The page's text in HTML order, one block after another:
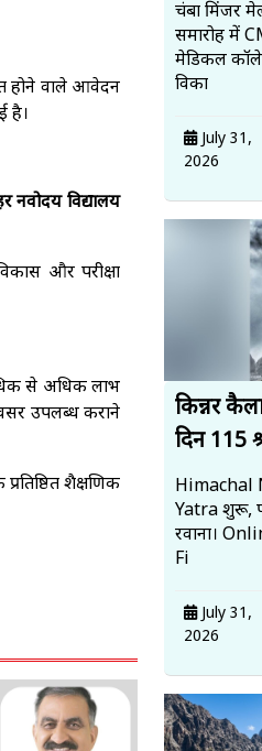
होने वाले आवेदन
है।
नवोदय विद्यालय
और परीक्षा
से अधिक लाभ
उपलब्ध कराने
शैक्षणिक
चंबा मिंजर
समारोह में
मेडिकल
विका
July 31,
2026
किन्नर
दिन 115
Himachal
Yatra शुरू,
रवाना।
Fi
July 31,
2026